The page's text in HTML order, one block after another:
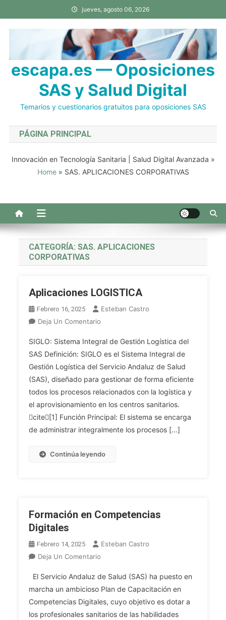
al
contenido
jueves, agosto 06, 2026
escapa.es — Oposiciones
SAS y Salud Digital
Temarios y cuestionarios gratuitos para oposiciones SAS
PÁGINA PRINCIPAL
Innovación en Tecnología Sanitaria | Salud Digital Avanzada »
Home » SAS. APLICACIONES CORPORATIVAS
CATEGORÍA:SAS. APLICACIONES
CORPORATIVAS
Aplicaciones LOGISTICA
Febrero 16, 2025
Esteban Castro
Deja Un Comentario
LOGISTICA
SIGLO: Sistema Integral de Gestión Logística del
SAS Definición: SIGLO es el Sistema Integral de
Gestión Logística del Servicio Andaluz de Salud
(SAS), diseñado para gestionar de forma eficiente
todos los procesos relacionados con la logística y
el aprovisionamiento en los centros sanitarios.
cite[1] Función Principal: El sistema se encarga
de administrar integralmente los procesos […]
Continúa leyendo
Formación en Competencias
Digitales
Febrero 14, 2025
Esteban Castro
Deja Un Comentario
En
Competencias
Digitales
El Servicio Andaluz de Salud (SAS) ha puesto en
marcha un ambicioso Plan de Capacitación en
Competencias Digitales, cuyo objetivo es dotar a
los profesionales sanitarios de las habilidades